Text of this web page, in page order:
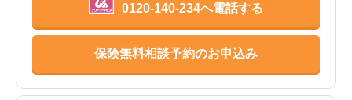
0120-140-234へ電話する
保険無料相談予約のお申込み